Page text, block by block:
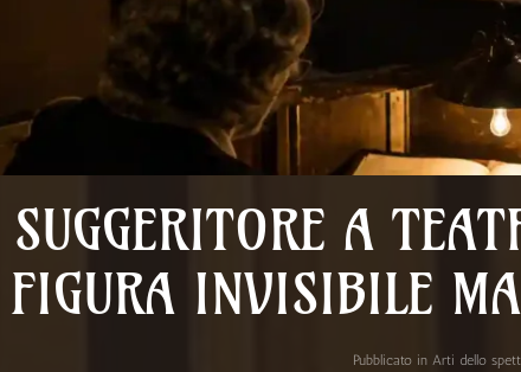
A
FIGURA INVISIBILE
Pubblicato in Arti dello